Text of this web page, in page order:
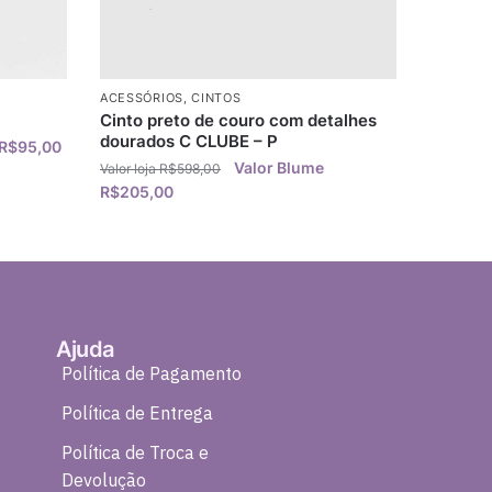
95,00
ACESSÓRIOS ,CINTOS
Cinto preto de couro com detalhes
dourados C CLUBE – P
R$598,00
R$205,00
Ajuda
Política de Pagamento
Política de Entrega
Política de Troca e
Devolução